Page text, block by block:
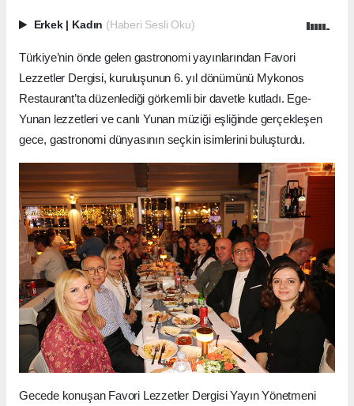
Erkek | Kadın (Haberi Sesli Oku)
Türkiye’nin önde gelen gastronomi yayınlarından Favori
Lezzetler Dergisi, kuruluşunun 6. yıl dönümünü Mykonos
Restaurant’ta düzenlediği görkemli bir davetle kutladı. Ege-
Yunan lezzetleri ve canlı Yunan müziği eşliğinde gerçekleşen
gece, gastronomi dünyasının seçkin isimlerini buluşturdu.
Gecede konuşan Favori Lezzetler Dergisi Yayın Yönetmeni